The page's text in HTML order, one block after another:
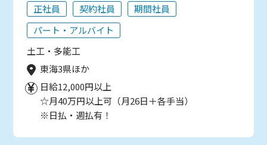
正社員 契約社員
期間社員
パート・アルバイト
土工・多能工
東海3県ほか
日給12,000円以上
☆月40万円以上可（月26日＋各手当）
※日払・週払有！